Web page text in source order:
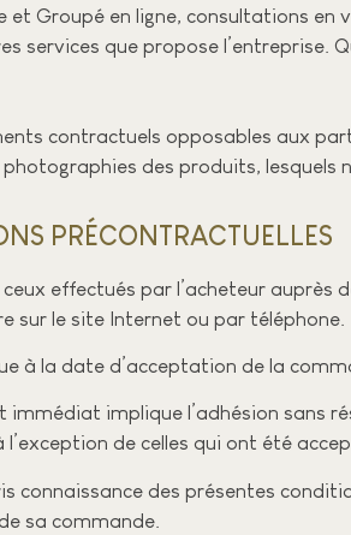
et Groupé en ligne, consultations
services que propose l’entreprise.
contractuels opposables aux
des produits, lesquels
PRÉCONTRACTUELLES
effectués par l’acheteur auprès
sur le site Internet ou par téléphone.
à la date d’acceptation de la
implique l’adhésion sans
de celles qui ont été
connaissance des présentes
sa commande.